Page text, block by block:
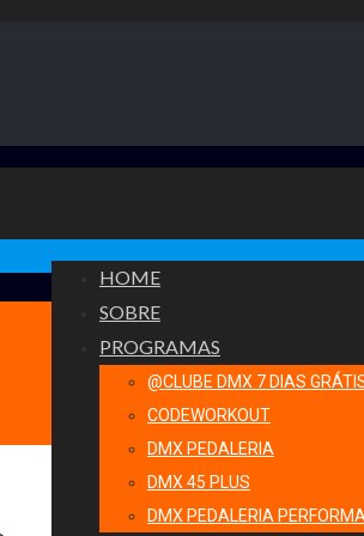
HOME
SOBRE
PROGRAMAS
@CLUBE DMX 7 DIAS
CODEWORKOUT
DMX PEDALERIA
DMX 45 PLUS
DMX PEDALERIA